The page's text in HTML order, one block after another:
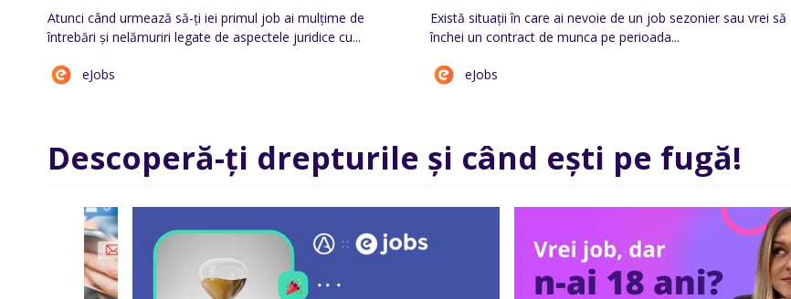
Atunci când urmează să-ți iei primul job ai mulțime de
întrebări și nelămuriri legate de aspectele juridice cu...
eJobs
Există situații în care ai nevoie de un job sezonier sau vrei să
închei un contract de munca pe perioada...
eJobs
Descoperă-ți drepturile și când ești pe fugă!